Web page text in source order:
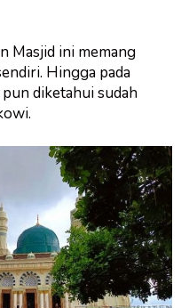
Masjid ini memang
Hingga pada
diketahui sudah